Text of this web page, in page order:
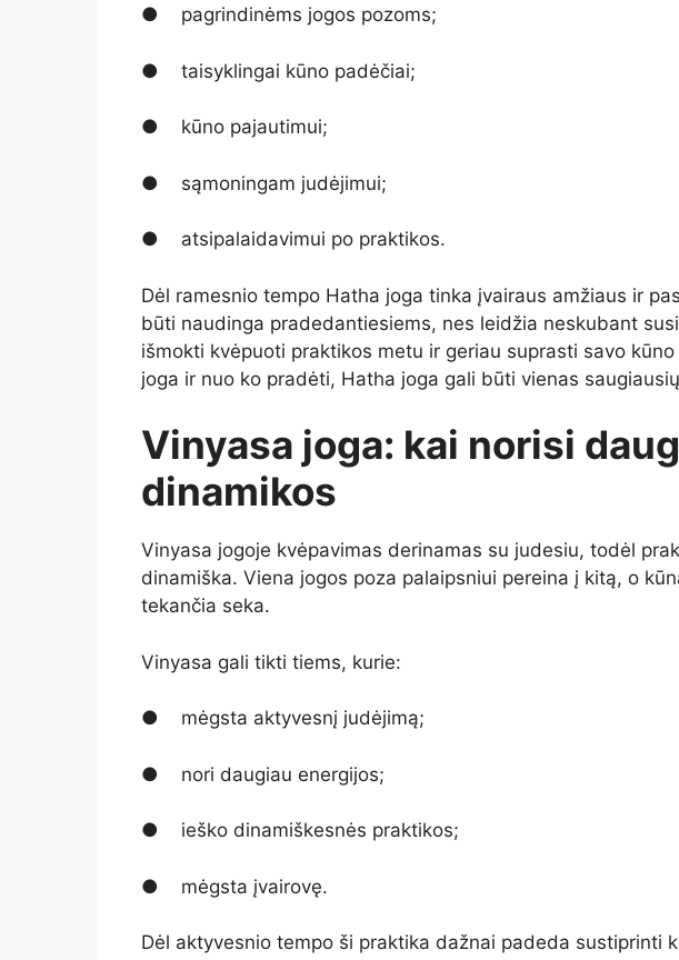
● pagrindinėms jogos pozoms;
● taisyklingai kūno padėčiai;
● kūno pajautimui;
● sąmoningam judėjimui;
● atsipalaidavimui po praktikos.
Dėl ramesnio tempo Hatha joga tinka įvairaus amžiaus ir
būti naudinga pradedantiesiems, nes leidžia neskubant
išmokti kvėpuoti praktikos metu ir geriau suprasti savo
joga ir nuo ko pradėti, Hatha joga gali būti vienas
Vinyasa joga: kai norisi
dinamikos
Vinyasa jogoje kvėpavimas derinamas su judesiu, todėl
dinamiška. Viena jogos poza palaipsniui pereina į kitą, o
tekančia seka.
Vinyasa gali tikti tiems, kurie:
● mėgsta aktyvesnį judėjimą;
● nori daugiau energijos;
● ieško dinamiškesnės praktikos;
● mėgsta įvairovę.
Dėl aktyvesnio tempo ši praktika dažnai padeda sustiprinti